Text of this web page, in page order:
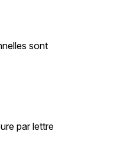
sont
par lettre